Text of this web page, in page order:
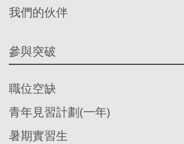
我們的伙伴
參與突破
職位空缺
青年見習計劃(一年)
暑期實習生